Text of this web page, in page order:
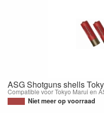
ASG Shotguns shells
Compatible voor Tokyo Marui en
Niet meer op voorraad